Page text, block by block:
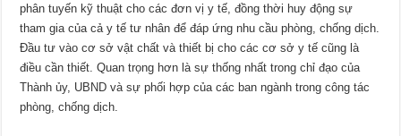
phân tuyến kỹ thuật cho các đơn vị y tế, đồng thời huy động sự
tham gia của cả y tế tư nhân để đáp ứng nhu cầu phòng, chống dịch.
Đầu tư vào cơ sở vật chất và thiết bị cho các cơ sở y tế cũng là
điều cần thiết. Quan trọng hơn là sự thống nhất trong chỉ đạo của
Thành ủy, UBND và sự phối hợp của các ban ngành trong công tác
phòng, chống dịch.